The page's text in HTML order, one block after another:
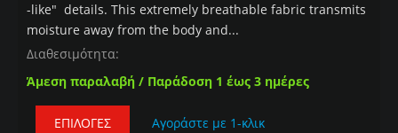
-like" details. This extremely breathable fabric transmits
moisture away from the body and...
Διαθεσιμότητα:
Άμεση παραλαβή / Παράδοση 1 έως 3 ημέρες
ΕΠΙΛΟΓΈΣ Αγοράστε με 1-κλικ